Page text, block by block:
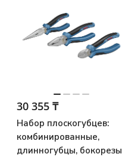
30 355 ₸
Набор плоскогубцев:
комбинированные,
длинногубцы, бокорезы